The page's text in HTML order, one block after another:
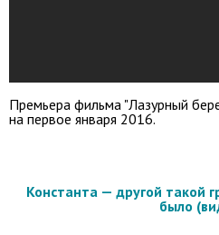
Премьера фильма "Лазурный
на первое января 2016.
Константа — другой такой
было